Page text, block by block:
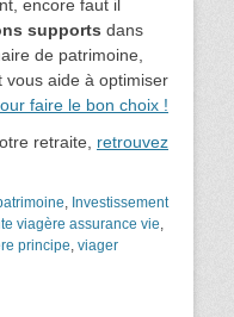
encore faut il
supports dans
de patrimoine,
vous aide à optimiser
faire le bon choix !
retraite, retrouvez
, Investissement
viagère assurance vie,
principe, viager